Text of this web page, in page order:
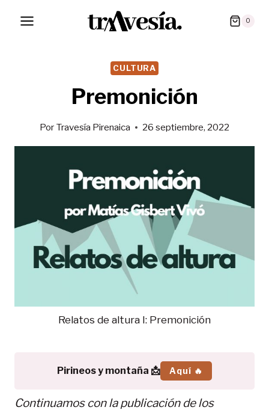
0
CULTURA
Premonición
Por Travesía Pirenaica 26 septiembre, 2022
Relatos de altura I: Premonición
Pirineos y montaña 📩 Aquí 🔥
Continuamos con la publicación de los